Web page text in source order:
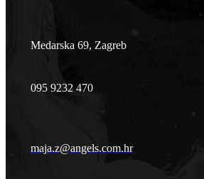
Medarska 69, Zagreb
095 9232 470
maja.z@angels.com.hr